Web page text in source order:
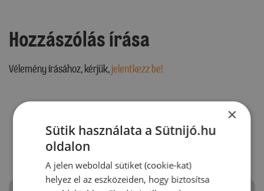
Hozzászólás írása
Vélemény írásához, kérjük,jelentkezz be!
RECEPTAJÁNLÓ
×
Sütik használata a Sütnijó.hu
oldalon
A jelen weboldal sütiket (cookie-kat)
helyez el az eszközeiden, hogy biztosítsa